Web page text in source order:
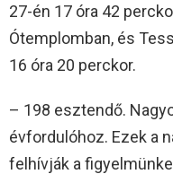
27-én 17 óra 42
Ótemplomban, és
16 óra 20 perckor.
– 198 esztendő.
évfordulóhoz. Ezek a
felhívják a